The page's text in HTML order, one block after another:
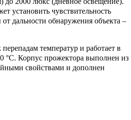
установить чувствительность
от дальности обнаружения объекта –
температур и работает в
°C. Корпус прожектора выполнен из
свойствами и дополнен